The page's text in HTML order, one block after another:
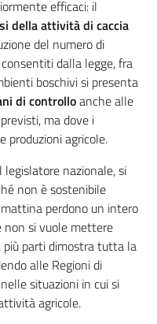
efficaci: il
della attività di caccia
del numero di
dalla legge, fra
boschivi si presenta
di controlloanche alle
ma dove i
produzioni agricole.
legislatore nazionale, si
non è sostenibile
perdono un intero
non si vuole mettere
parti dimostra tutta la
alle Regioni di
situazioni in cui si
agricole.